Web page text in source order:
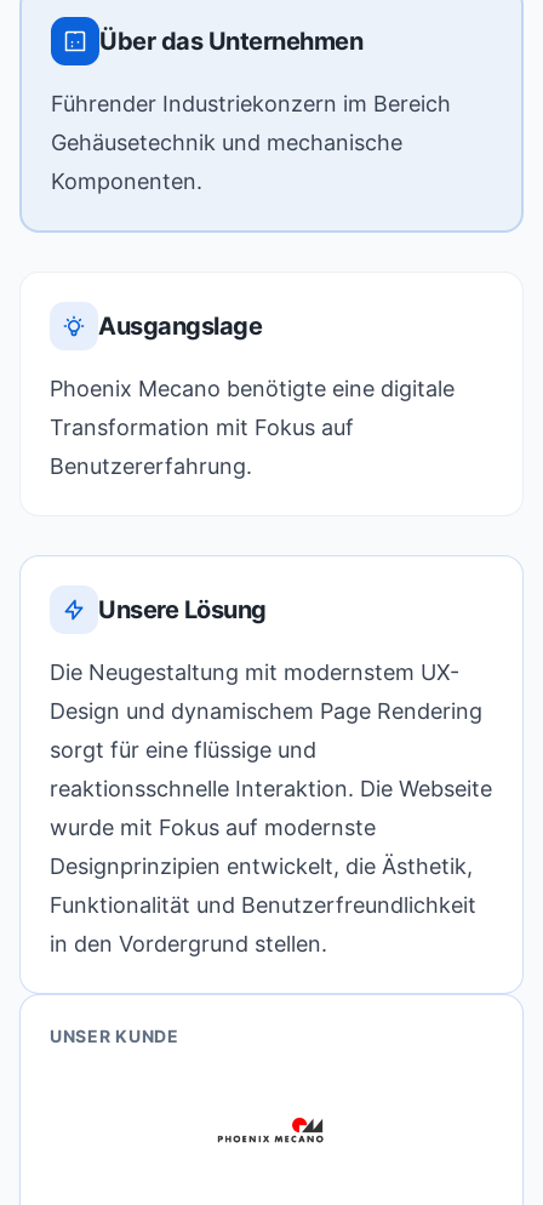
Über das Unternehmen
Führender Industriekonzern im Bereich
Gehäusetechnik und mechanische
Komponenten.
Ausgangslage
Phoenix Mecano benötigte eine digitale
Transformation mit Fokus auf
Benutzererfahrung.
Unsere Lösung
Die Neugestaltung mit modernstem UX-
Design und dynamischem Page Rendering
sorgt für eine flüssige und
reaktionsschnelle Interaktion. Die Webseite
wurde mit Fokus auf modernste
Designprinzipien entwickelt, die Ästhetik,
Funktionalität und Benutzerfreundlichkeit
in den Vordergrund stellen.
UNSER KUNDE